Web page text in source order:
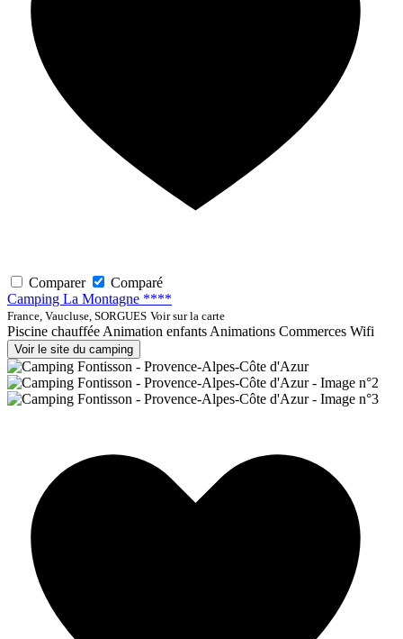
Comparer
Comparé
Camping La Montagne ****
France, Vaucluse, SORGUES Voir sur la carte
Piscine chaufféeAnimation enfantsAnimations Commerces Wifi
Voir le site du camping